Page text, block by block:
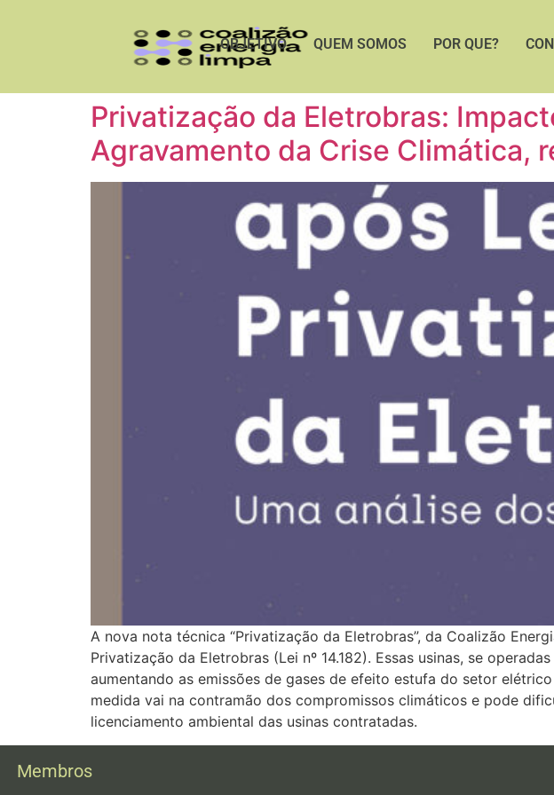
OBJETIVO QUEM SOMOS POR QUE?
Privatização da Eletrobras:
Agravamento da Crise Climática,
A nova nota técnica “Privatização da Eletrobras”, da Coalizão
Privatização da Eletrobras (Lei nº 14.182). Essas usinas, se
aumentando as emissões de gases de efeito estufa do setor
medida vai na contramão dos compromissos climáticos e pode
licenciamento ambiental das usinas contratadas.
Membros